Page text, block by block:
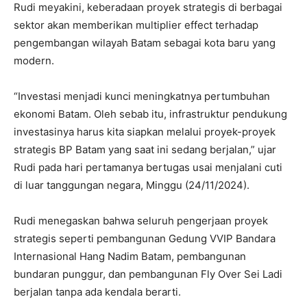
Rudi meyakini, keberadaan proyek strategis di berbagai
sektor akan memberikan multiplier effect terhadap
pengembangan wilayah Batam sebagai kota baru yang
modern.
“Investasi menjadi kunci meningkatnya pertumbuhan
ekonomi Batam. Oleh sebab itu, infrastruktur pendukung
investasinya harus kita siapkan melalui proyek-proyek
strategis BP Batam yang saat ini sedang berjalan,” ujar
Rudi pada hari pertamanya bertugas usai menjalani cuti
di luar tanggungan negara, Minggu (24/11/2024).
Rudi menegaskan bahwa seluruh pengerjaan proyek
strategis seperti pembangunan Gedung VVIP Bandara
Internasional Hang Nadim Batam, pembangunan
bundaran punggur, dan pembangunan Fly Over Sei Ladi
berjalan tanpa ada kendala berarti.